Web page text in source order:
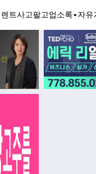
렌트사고팔고업소록 자유